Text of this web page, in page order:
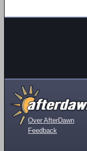
Over AfterDawn
Feedback